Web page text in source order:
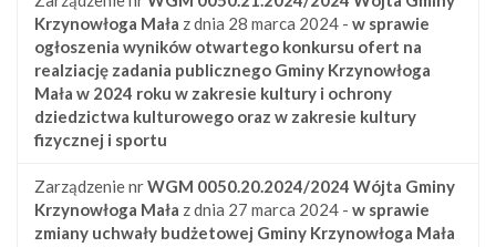
Krzynowłoga Mała z dnia 28 marca 2024 - w sprawie
ogłoszenia wyników otwartego konkursu ofert na
realziację zadania publicznego Gminy Krzynowłoga
Mała w 2024 roku w zakresie kultury i ochrony
dziedzictwa kulturowego oraz w zakresie kultury
fizycznej i sportu
Zarządzenie nrWGM 0050.20.2024/2024 Wójta Gminy
Krzynowłoga Mała z dnia 27 marca 2024 - w sprawie
zmiany uchwały budżetowej Gminy Krzynowłoga Mała